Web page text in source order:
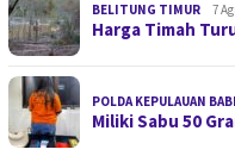
BELITUNG TIMUR 7
Harga Timah
POLDA KEPULAUAN
Miliki Sabu 50